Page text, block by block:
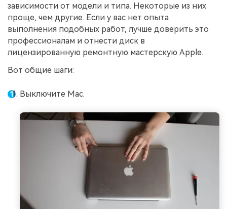
зависимости от модели и типа. Некоторые из них
проще, чем другие. Если у вас нет опыта
выполнения подобных работ, лучше доверить это
профессионалам и отнести диск в
лицензированную ремонтную мастерскую Apple.
Вот общие шаги:
Выключите Mac.